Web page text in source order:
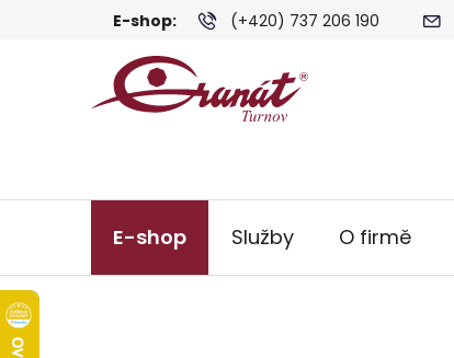
E-shop: (+420) 737 206 190
E-shop Služby O firmě